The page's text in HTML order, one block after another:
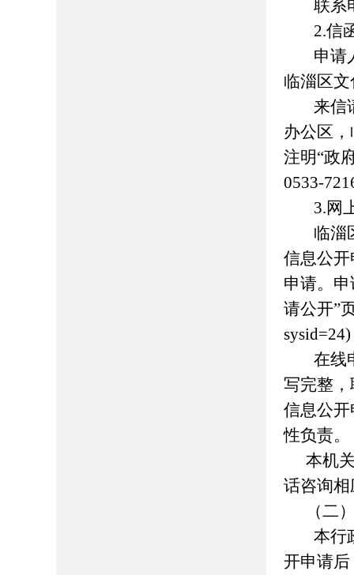
联系
2.信
申请
临淄区文
来信
办公区 ，
注明“政
0533-
3.网
临淄
信息公
申请。
请公开”
在线
写完整
信息公
性负责
本机
话咨询
（二
本行
开申请